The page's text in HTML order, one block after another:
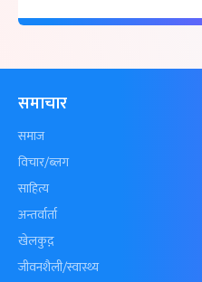
समाचार
समाज
विचार/ब्लग
साहित्य
अन्तर्वार्ता
खेलकुद़़
जीवनशैली/स्वास्थ्य